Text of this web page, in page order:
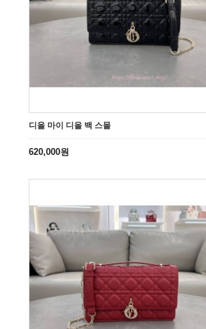
디올 마이 디올 백 스몰
620,000원